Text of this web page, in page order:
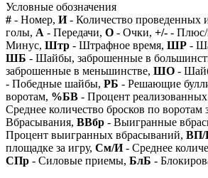
Условные обозначения
# - Номер, И- Количество проведенных
голы, А - Передачи, О - Очки, +/- -
Минус, Штр - Штрафное время, ШР -
ШБ - Шайбы, заброшенные в
заброшенные в меньшинстве, ШО -
- Победные шайбы, РБ - Решающие
воротам, %БВ - Процент реализованных
Среднее количество бросков по воротам
Вбрасывания, ВВбр - Выигранные
Процент выигранных вбрасываний, ВП/
площадке за игру, См/И- Среднее
СПр - Силовые приемы, БлБ -